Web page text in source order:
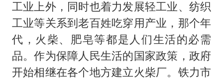
工业上外，同时也着力发展轻工业、纺织
工业等关系到老百姓吃穿用产业，那个年
代，火柴、肥皂等都是人们生活的必需
品。作为保障人民生活的国家政策，政府
开始相继在各个地方建立火柴厂。铁力市